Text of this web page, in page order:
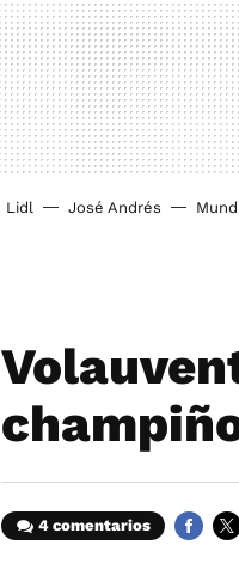
Lidl José Andrés
4 comentarios